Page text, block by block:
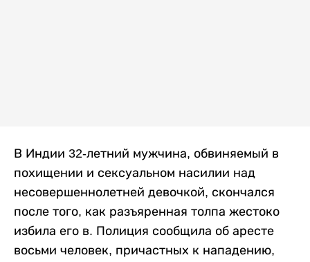
В Индии 32-летний мужчина, обвиняемый в
похищении и сексуальном насилии над
несовершеннолетней девочкой, скончался
после того, как разъяренная толпа жестоко
избила его в. Полиция сообщила об аресте
восьми человек, причастных к нападению,